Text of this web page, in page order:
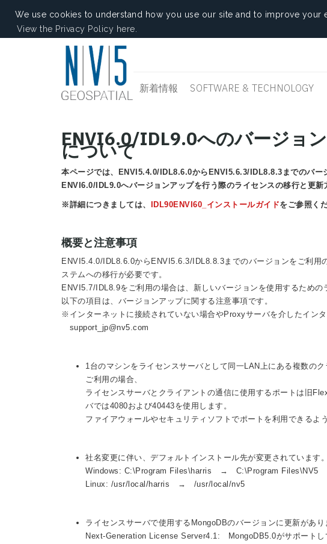
We use cookies to understand how you use our site and to improve
View the Privacy Policy here.
新着情報 SOFTWARE & TECHNOLOGY
ENVI6.0/IDL9.0へのバージョ
について
本ページでは、ENVI5.4.0/IDL8.6.0からENVI5.6.3/IDL8.8.3までのバ
ENVI6.0/IDL9.0へバージョンアップを行う際のライセンスの移行と更新
※詳細につきましては、 IDL90ENVI60_インストールガイドをご参照く
概要と注意事項
ENVI5.4.0/IDL8.6.0からENVI5.6.3/IDL8.8.3までのバージョンをご利用
ステムへの移行が必要です。
ENVI5.7/IDL8.9をご利用の場合は、新しいバージョンを使用するための
以下の項目は、バージョンアップに関する注意事項です。
※インターネットに接続されていない場合やProxyサーバを介したイン
support_jp@nv5.com
1台のマシンをライセンスサーバとして同一LAN上にある複数の
ご利用の場合、
ライセンスサーバとクライアントの通信に使用するポートは旧
バでは4080および40443を使用します。
ファイアウォールやセキュリティソフトでポートを利用できるよ
社名変更に伴い、デフォルトインストール先が変更されています。
Windows: C:\Program Files\harris → C:\Program Files\NV5
Linux: /usr/local/harris → /usr/local/nv5
ライセンスサーバで使用するMongoDBのバージョンに更新があ
Next-Generation License Server4.1: MongoDB5.0がサポートし